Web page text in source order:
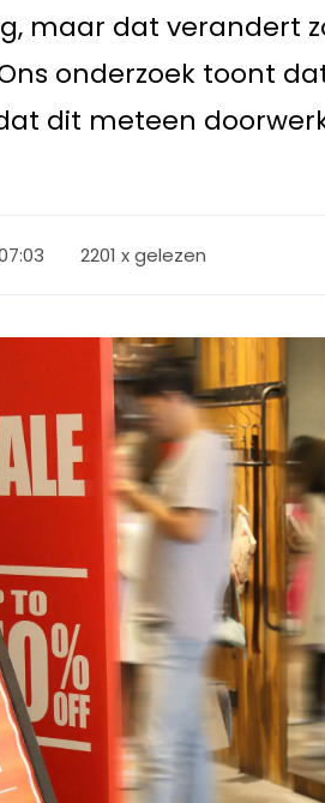
maar dat verandert
onderzoek toont
dit meteen
2201 x gelezen